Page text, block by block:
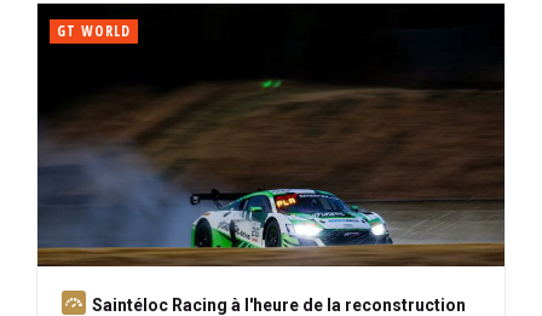
GT WORLD
A
Saintéloc Racing à l'heure de la reconstruction